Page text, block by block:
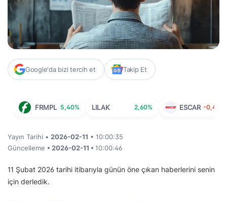
Google'da bizi tercih et Takip Et
FRMPL 5,40% LILAK 2,60% ESCAR -0,40%
Yayın Tarihi • 2026-02-11 • 10:00:35
Güncelleme • 2026-02-11 • 10:00:46
11 Şubat 2026 tarihi itibarıyla günün öne çıkan haberlerini senin
için derledik.